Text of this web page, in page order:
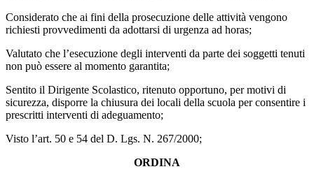
Considerato che ai fini della prosecuzione delle attività vengono
richiesti provvedimenti da adottarsi di urgenza ad horas;
Valutato che l’esecuzione degli interventi da parte dei soggetti tenuti
non può essere al momento garantita;
Sentito il Dirigente Scolastico, ritenuto opportuno, per motivi di
sicurezza, disporre la chiusura dei locali della scuola per consentire i
prescritti interventi di adeguamento;
Visto l’art. 50 e 54 del D. Lgs. N. 267/2000;
ORDINA